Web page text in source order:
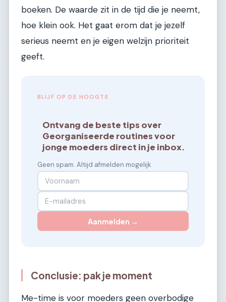
boeken. De waarde zit in de tijd die je neemt,
hoe klein ook. Het gaat erom dat je jezelf
serieus neemt en je eigen welzijn prioriteit
geeft.
BLIJF OP DE HOOGTE
Ontvang de beste tips over
Georganiseerde routines voor
jonge moeders direct in je inbox.
Geen spam. Altijd afmelden mogelijk.
Aanmelden →
Conclusie: pak je moment
Me-time is voor moeders geen overbodige